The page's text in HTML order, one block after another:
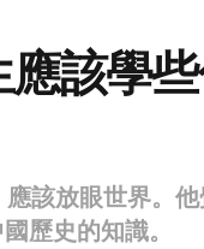
該學
該放眼世界。
歷史的知識。